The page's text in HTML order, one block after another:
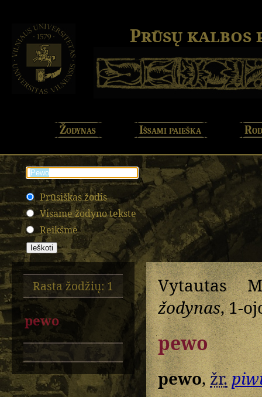
Prūsų kalbos
Žodynas Išsami paieška
Prūsiškas žodis
Visame žodyno tekste
Reikšmė
Rasta žodžių: 1
pewo
Vytautas
žodynas, 1-
pewo
pewo,žr.